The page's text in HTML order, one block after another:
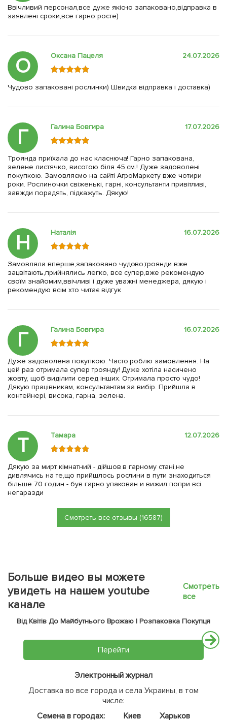
Ввічливий персонал,все дуже якісно запаковано,відправка в
заявлені сроки,все гарно росте)
О Оксана Пацеля 24.07.2026
Чудово запаковані рослинки) Швидка відправка і доставка)
Г Галина Бовгира 17.07.2026
Троянда приїхала до нас класнюча! Гарно запакована,
зелене листячко, висотою біля 45 см.! Дуже задоволені
покупкою. Замовляємо на сайті АгроМаркету вже чотири
роки. Рослиночки свіженькі, гарні, консультанти привітливі,
завжди порадять, підкажуть. Дякую!
Н Наталія 16.07.2026
Замовляла вперше,запаковано чудово,троянди вже
зацвітають,прийнялись легко, все супер,вже рекомендую
своїм знайомим,ввічливі і дуже уважні менеджера, дякую і
рекомендую всім хто читає відгук
Г Галина Бовгира 16.07.2026
Дуже задоволена покупкою. Часто роблю замовлення. На
цей раз отримала супер троянду! Дуже хотіла насичено
жовту, щоб виділити серед інших. Отримала просто чудо!
Дякую працівникам, консультантам за вибір. Прийшла в
контейнері, висока, гарна, зелена.
Т Тамара 12.07.2026
Дякую за мирт кімнатний - дійшов в гарному стані,не
дивлячись на те,що прийшлось рослини в пути знаходиться
більше 70 годин - був гарно упакован и вижил попри всі
негаразди
Смотреть все отзывы (16587)
Больше видео вы можете
увидеть на нашем youtube
канале
Смотреть
все
Від Квітів До Майбутнього Врожаю | Розпаковка Покупця
Перейти
Электронный журнал
Доставка во все города и села Украины, в том
числе:
Семена в городах:
Киев
Харьков